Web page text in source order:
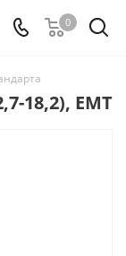
0
18,2), EMT